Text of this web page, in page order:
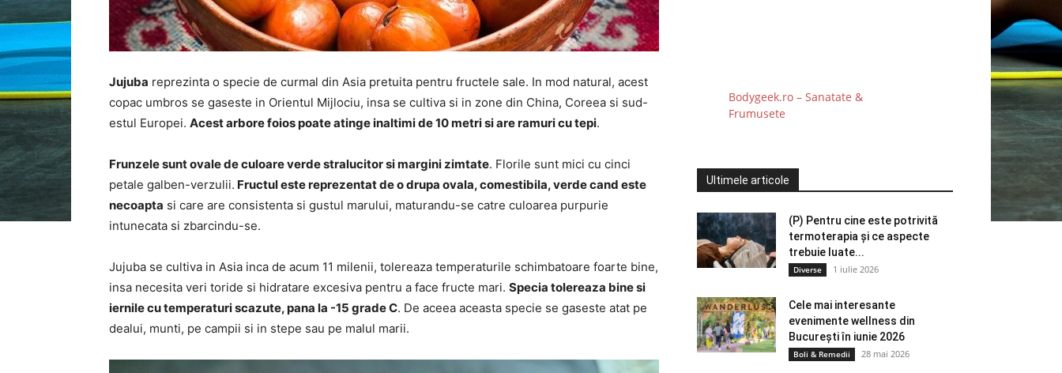
Jujuba reprezinta o specie de curmal din Asia pretuita pentru fructele sale. In mod natural, acest
copac umbros se gaseste in Orientul Mijlociu, insa se cultiva si in zone din China, Coreea si sud-
estul Europei. Acest arbore foios poate atinge inaltimi de 10 metri si are ramuri cu tepi.
Frunzele sunt ovale de culoare verde stralucitor si margini zimtate. Florile sunt mici cu cinci
petale galben-verzulii. Fructul este reprezentat de o drupa ovala, comestibila, verde cand este
necoapta si care are consistenta si gustul marului, maturandu-se catre culoarea purpurie
intunecata si zbarcindu-se.
Jujuba se cultiva in Asia inca de acum 11 milenii, tolereaza temperaturile schimbatoare foarte bine,
insa necesita veri toride si hidratare excesiva pentru a face fructe mari. Specia tolereaza bine si
iernile cu temperaturi scazute, pana la -15 grade C. De aceea aceasta specie se gaseste atat pe
dealui, munti, pe campii si in stepe sau pe malul marii.
Bodygeek.ro – Sanatate &
Frumusete
Ultimele articole
(P) Pentru cine este potrivită
termoterapia și ce aspecte
trebuie luate...
Diverse 1 iulie 2026
Cele mai interesante
evenimente wellness din
București în iunie 2026
Boli & Remedii 28 mai 2026